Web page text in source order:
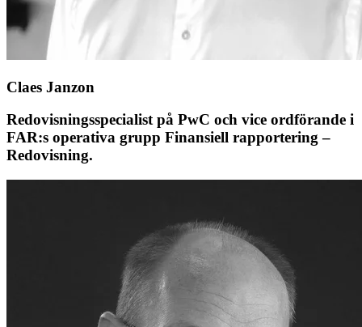
Claes Janzon
Redovisningsspecialist på PwC och vice ordförande i
FAR:s operativa grupp Finansiell rapportering –
Redovisning.